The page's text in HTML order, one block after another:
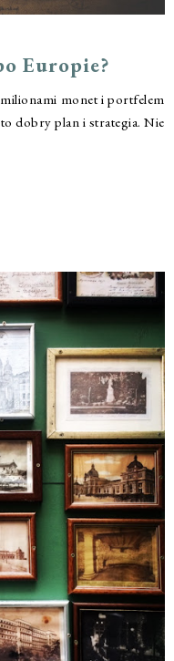
Europie?
monet i portfelem
dobry plan i strategia. Nie